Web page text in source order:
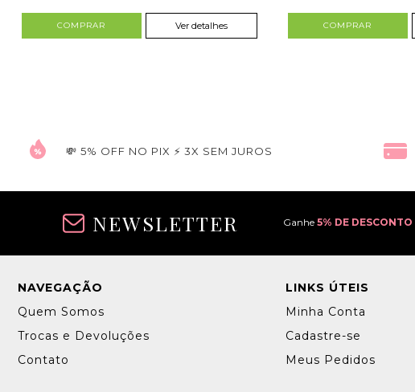
COMPRAR Ver detalhes COMPRAR
💸 5% OFF NO PIX ⚡ 3X SEM JUROS
NEWSLETTER Ganhe 5% DE DESCONTO
NAVEGAÇÃO
Quem Somos
Trocas e Devoluções
Contato
LINKS ÚTEIS
Minha Conta
Cadastre-se
Meus Pedidos